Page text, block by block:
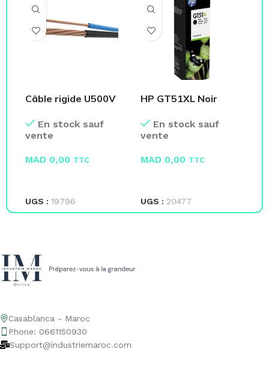
Câble rigide U500V
En stock sauf
vente
MAD 0,00 TTC
UGS : 19796
HP GT51XL Noir
X4E40AE
En stock sauf
vente
MAD 0,00 TTC
UGS : 20477
Casablanca - Maroc
Phone: 0661150930
Support@industriemaroc.com